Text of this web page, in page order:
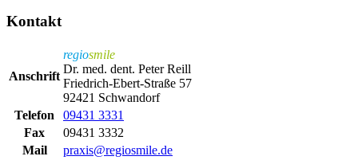
Kontakt
Anschrift
regiosmile
Dr. med. dent. Peter Reill
Friedrich-Ebert-Straße 57
92421 Schwandorf
Telefon
09431 3331
Fax
09431 3332
Mail
praxis@regiosmile.de